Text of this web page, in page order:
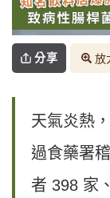
分享 放
天氣炎熱
過食藥署
者 398 家